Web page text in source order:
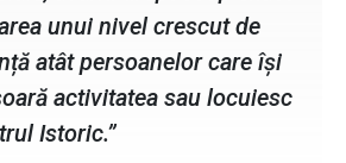
unui nivel crescut de
atât persoanelor care își
activitatea sau locuiesc
Istoric.”